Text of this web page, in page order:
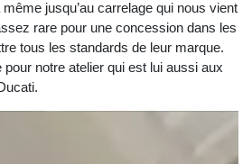
jusqu’au carrelage qui nous vient
rare pour une concession dans les
tous les standards de leur marque.
pour notre atelier qui est lui aussi aux